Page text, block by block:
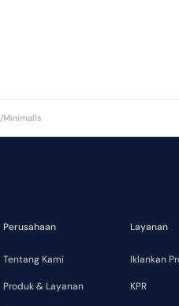
/Minimalis
Perusahaan
Tentang Kami
Produk & Layanan
Layanan
Iklankan
KPR